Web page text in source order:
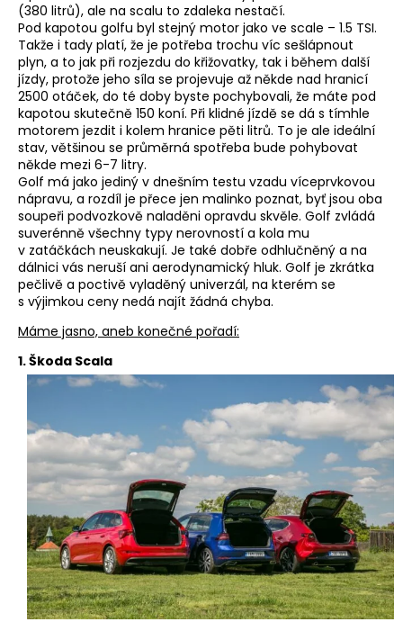
(380 litrů), ale na scalu to zdaleka nestačí.
Pod kapotou golfu byl stejný motor jako ve scale – 1.5 TSI.
Takže i tady platí, že je potřeba trochu víc sešlápnout
plyn, a to jak při rozjezdu do křižovatky, tak i během další
jízdy, protože jeho síla se projevuje až někde nad hranicí
2500 otáček, do té doby byste pochybovali, že máte pod
kapotou skutečně 150 koní. Při klidné jízdě se dá s tímhle
motorem jezdit i kolem hranice pěti litrů. To je ale ideální
stav, většinou se průměrná spotřeba bude pohybovat
někde mezi 6-7 litry.
Golf má jako jediný v dnešním testu vzadu víceprvkovou
nápravu, a rozdíl je přece jen malinko poznat, byť jsou oba
soupeři podvozkově naladěni opravdu skvěle. Golf zvládá
suverénně všechny typy nerovností a kola mu
v zatáčkách neuskakují. Je také dobře odhlučněný a na
dálnici vás neruší ani aerodynamický hluk. Golf je zkrátka
pečlivě a poctivě vyladěný univerzál, na kterém se
s výjimkou ceny nedá najít žádná chyba.
Máme jasno, aneb konečné pořadí:
1. Škoda Scala